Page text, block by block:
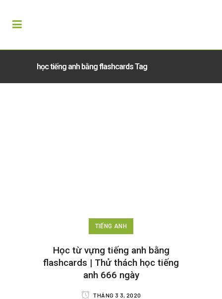
học tiếng anh bằng flashcards Tag
TIẾNG ANH
Học từ vựng tiếng anh bằng
flashcards | Thử thách học tiếng
anh 666 ngày
THÁNG 3 3, 2020